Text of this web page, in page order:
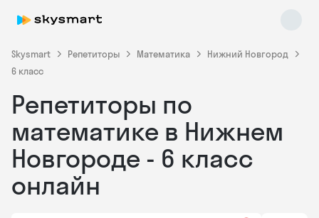
Skysmart Репетиторы Математика
Нижний Новгород
6 класс
Репетиторы по
математике в Нижнем
Новгороде - 6 класс
онлайн
Skysmart Chat